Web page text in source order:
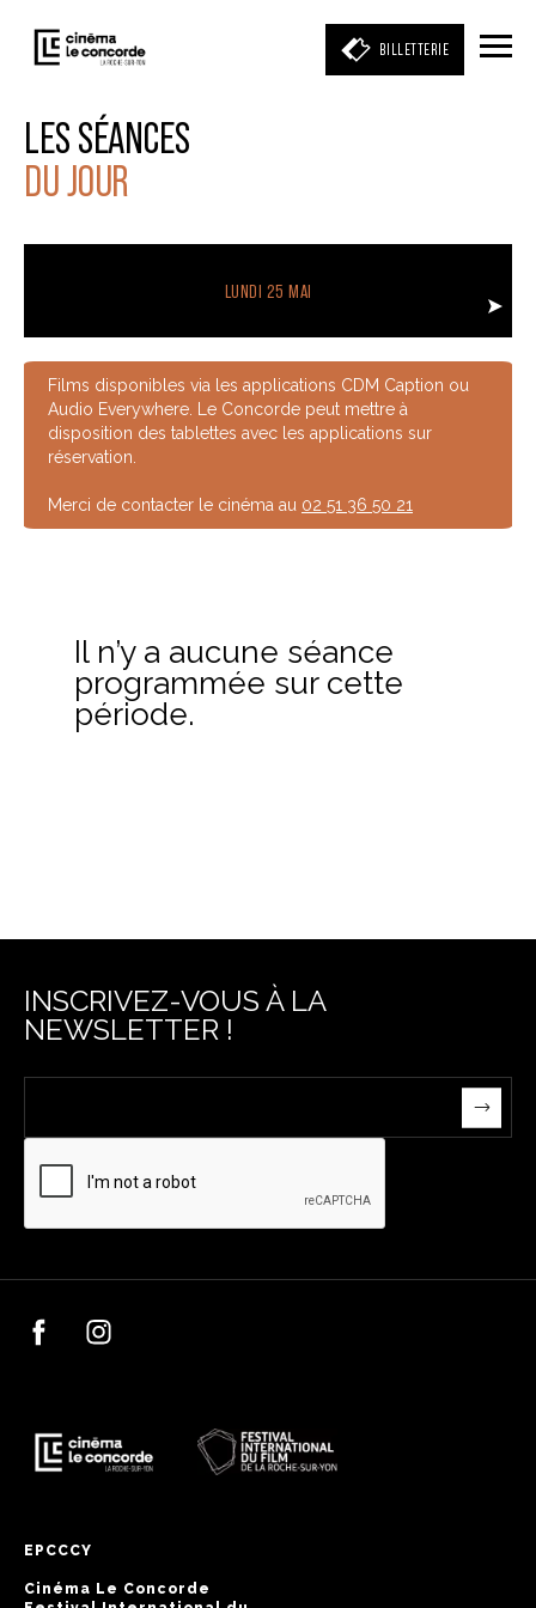
BILLETTERIE
Entrez votre mot clé
LES SÉANCES
DU JOUR
LUNDI 25 MAI
Films disponibles via les applications CDM Caption ou
Audio Everywhere. Le Concorde peut mettre à
disposition des tablettes avec les applications sur
réservation.
Merci de contacter le cinéma au 02 51 36 50 21
Il n’y a aucune séance
programmée sur cette
période.
INSCRIVEZ-VOUS À LA
NEWSLETTER !
EPCCCY
Cinéma Le Concorde